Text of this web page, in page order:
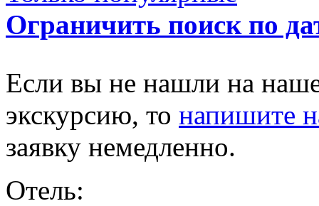
Ограничить поиск по
Если вы не нашли на
экскурсию, то напишите
заявку немедленно.
Отель: